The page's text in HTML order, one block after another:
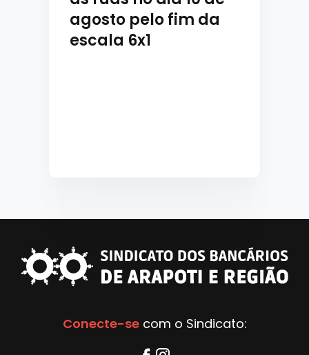
agosto pelo fim da
escala 6x1
Conecte-secom o Sindicato: